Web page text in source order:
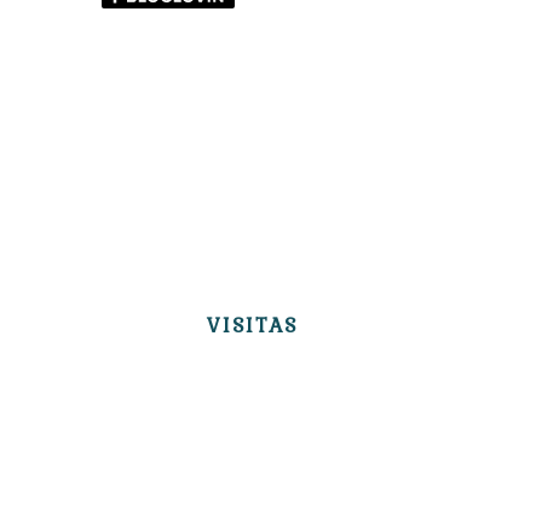
VISITAS